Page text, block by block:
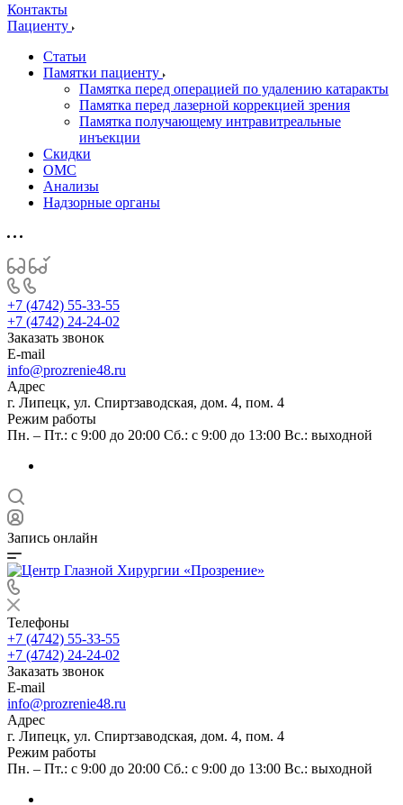
Контакты
Пациенту
Статьи
Памятки пациенту
Памятка перед операцией по удалению катаракты
Памятка перед лазерной коррекцией зрения
Памятка получающему интравитреальные
инъекции
Скидки
ОМС
Анализы
Надзорные органы
+7 (4742) 55-33-55
+7 (4742) 24-24-02
Заказать звонок
E-mail
info@prozrenie48.ru
Адрес
г. Липецк, ул. Спиртзаводская, дом. 4, пом. 4
Режим работы
Пн. – Пт.: с 9:00 до 20:00 Сб.: с 9:00 до 13:00 Вс.: выходной
Запись онлайн
Телефоны
+7 (4742) 55-33-55
+7 (4742) 24-24-02
Заказать звонок
E-mail
info@prozrenie48.ru
Адрес
г. Липецк, ул. Спиртзаводская, дом. 4, пом. 4
Режим работы
Пн. – Пт.: с 9:00 до 20:00 Сб.: с 9:00 до 13:00 Вс.: выходной